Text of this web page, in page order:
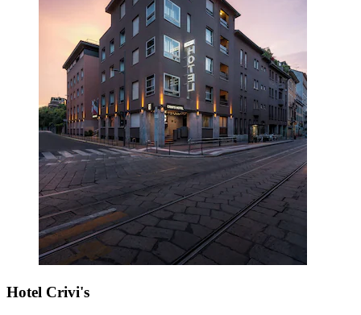
Hotel Crivi's